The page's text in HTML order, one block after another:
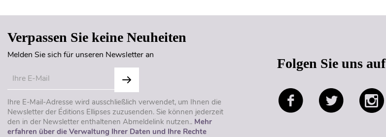
Verpassen Sie keine Neuheiten
Melden Sie sich für unseren Newsletter an
Ihre E-Mail-Adresse wird ausschließlich verwendet, um Ihnen die
Newsletter der Éditions Ellipses zuzusenden. Sie können jederzeit
den in der Newsletter enthaltenen Abmeldelink nutzen.. Mehr
erfahren über die Verwaltung Ihrer Daten und Ihre Rechte
Folgen Sie uns auf